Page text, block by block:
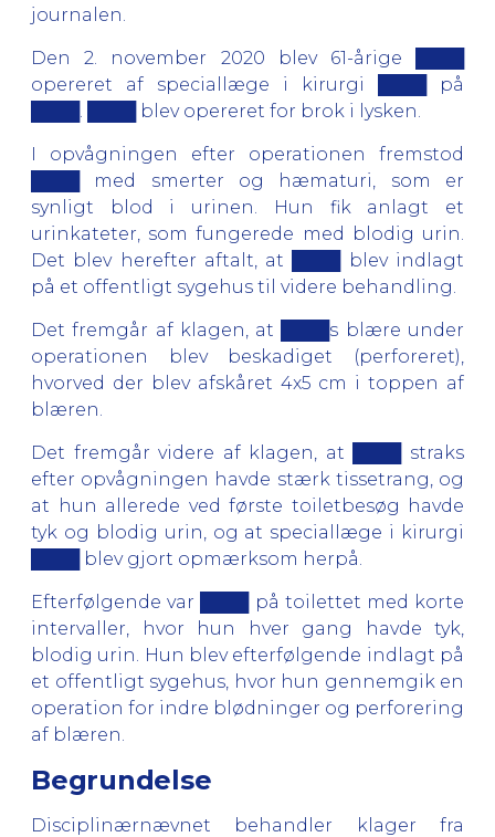
journalen.
Den 2. november 2020 blev 61-årige ████
opereret af speciallæge i kirurgi ████ på
████. ████ blev opereret for brok i lysken.
I opvågningen efter operationen fremstod
████ med smerter og hæmaturi, som er
synligt blod i urinen. Hun fik anlagt et
urinkateter, som fungerede med blodig urin.
Det blev herefter aftalt, at ████ blev indlagt
på et offentligt sygehus til videre behandling.
Det fremgår af klagen, at ████s blære under
operationen blev beskadiget (perforeret),
hvorved der blev afskåret 4x5 cm i toppen af
blæren.
Det fremgår videre af klagen, at ████ straks
efter opvågningen havde stærk tissetrang, og
at hun allerede ved første toiletbesøg havde
tyk og blodig urin, og at speciallæge i kirurgi
████ blev gjort opmærksom herpå.
Efterfølgende var ████ på toilettet med korte
intervaller, hvor hun hver gang havde tyk,
blodig urin. Hun blev efterfølgende indlagt på
et offentligt sygehus, hvor hun gennemgik en
operation for indre blødninger og perforering
af blæren.
Begrundelse
Disciplinærnævnet behandler klager fra